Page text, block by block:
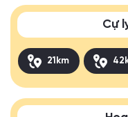
Cự
21km